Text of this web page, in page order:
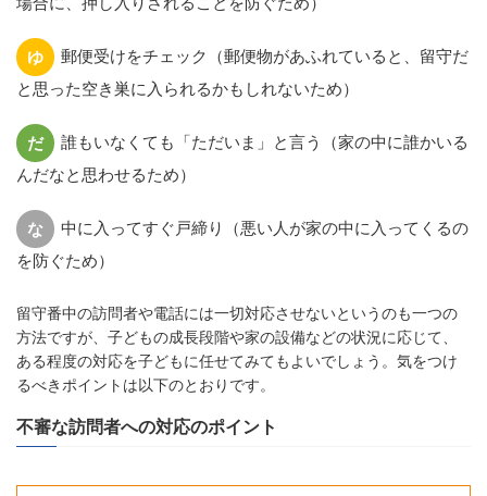
ゆ
郵便受けをチェック（郵便物があふれていると、留守だ
と思った空き巣に入られるかもしれないため）
だ
誰もいなくても「ただいま」と言う（家の中に誰かいる
んだなと思わせるため）
な
中に入ってすぐ戸締り（悪い人が家の中に入ってくるの
を防ぐため）
留守番中の訪問者や電話には一切対応させないというのも一つの
方法ですが、子どもの成長段階や家の設備などの状況に応じて、
ある程度の対応を子どもに任せてみてもよいでしょう。気をつけ
るべきポイントは以下のとおりです。
不審な訪問者への対応のポイント